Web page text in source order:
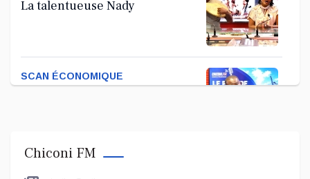
La talentueuse Nady
SCAN ÉCONOMIQUE
Chiconi FM